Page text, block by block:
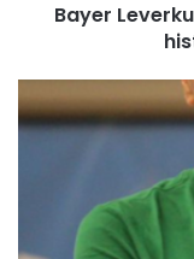
invictaBayer
Brasileira
comando